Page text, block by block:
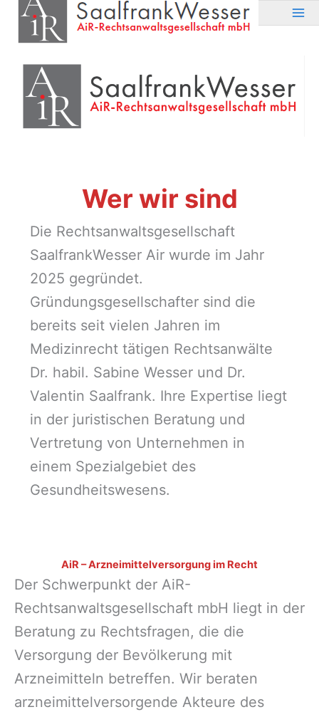
springen
Wer wir sind
Die Rechtsanwaltsgesellschaft
SaalfrankWesser Air wurde im Jahr
2025 gegründet.
Gründungsgesellschafter sind die
bereits seit vielen Jahren im
Medizinrecht tätigen Rechtsanwälte
Dr. habil. Sabine Wesser und Dr.
Valentin Saalfrank. Ihre Expertise liegt
in der juristischen Beratung und
Vertretung von Unternehmen in
einem Spezialgebiet des
Gesundheitswesens.
AiR – Arzneimittelversorgung im Recht
Der Schwerpunkt der AiR-
Rechtsanwaltsgesellschaft mbH liegt in der
Beratung zu Rechtsfragen, die die
Versorgung der Bevölkerung mit
Arzneimitteln betreffen. Wir beraten
arzneimittelversorgende Akteure des